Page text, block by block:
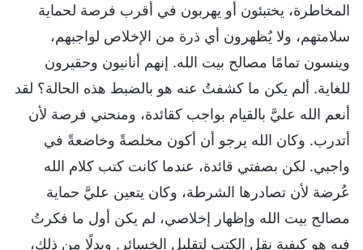
المخاطرة، يختبئون أو يهربون في أقرب فرصة لحماية
سلامتهم، ولا يُظهرون أي ذرة من الإخلاص لواجبهم،
وينسون تمامًا مصالح بيت الله. إنهم أنانيون وحقيرون
للغاية. ألم يكن ما كشفتُ عنه هو بالضبط هذه الحالة؟ لقد
أنعم الله عليَّ بالقيام بواجب كقائدة، ومنحني فرصة لأن
أتدرب. وكان الله يرجو أن أكون مخلصةً وخاضعةً في
واجبي. لكن بصفتي قائدة، عندما كانت كتب كلام الله
عُرضة لأن تصادرها الشرطة، وكان يتعين عليَّ حماية
مصالح بيت الله وإظهار إخلاصي، لم يكن أول ما فكرتُ
فيه هو كيفية نقل الكتب لتقليل الخسائر. وبدلًا من ذلك،